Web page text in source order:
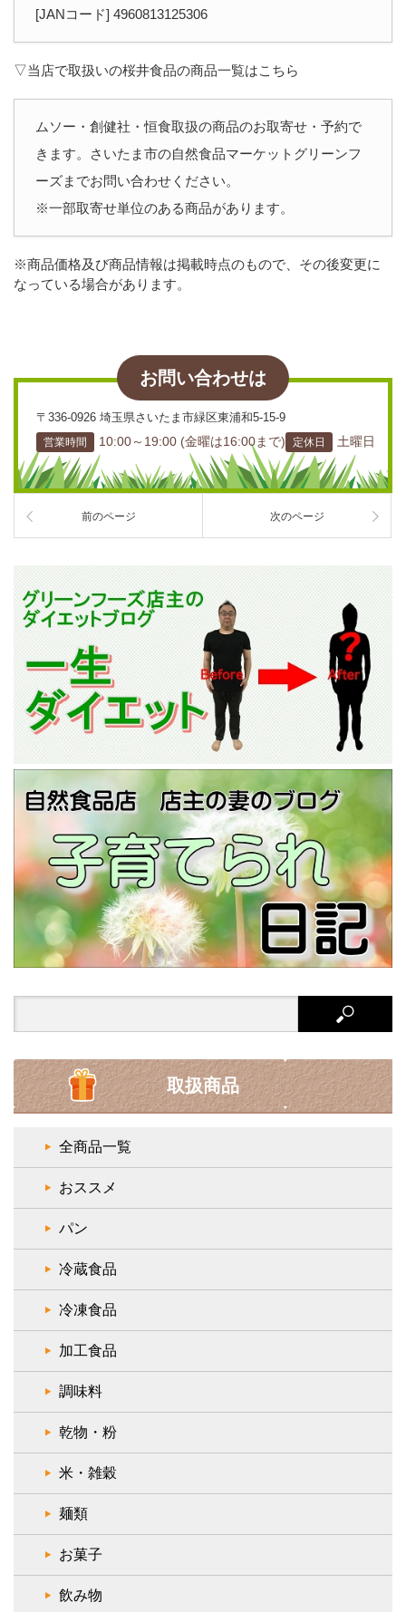
[JANコード] 4960813125306
▽当店で取扱いの桜井食品の商品一覧はこちら
ムソー・創健社・恒食取扱の商品のお取寄せ・予約で
きます。さいたま市の自然食品マーケットグリーンフ
ーズまでお問い合わせください。
※一部取寄せ単位のある商品があります。
※商品価格及び商品情報は掲載時点のもので、その後変更に
なっている場合があります。
お問い合わせは
〒336-0926 埼玉県さいたま市緑区東浦和5-15-9
営業時間
10:00～19:00 (金曜は16:00まで) 定休日 土曜日
前のページ 次のページ
取扱商品
全商品一覧
おススメ
パン
冷蔵食品
冷凍食品
加工食品
調味料
乾物・粉
米・雑穀
麺類
お菓子
飲み物